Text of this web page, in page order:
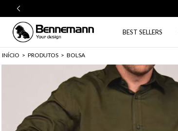
BEST SELLERS
INÍCIO > PRODUTOS > BOLSA